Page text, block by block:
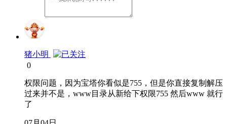
猪小明
0
权限问题，因为宝塔你看似是755，但是你直接复制解压
过来并不是，www目录从新给下权限755 然后www 就行
了